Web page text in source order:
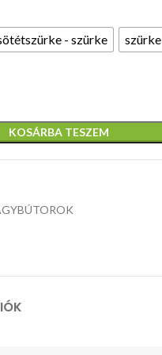
110/55/76
cm, anyaga:
laminált MDF
mézes dió -
cm,
szövet /
- szürke
KOSÁRBA TESZEM